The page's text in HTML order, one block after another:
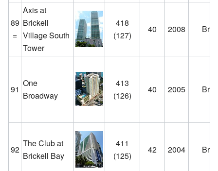
89
=
Axis at
Brickell
Village South
Tower
418
(127)
40 2008
91
One
Broadway
413
(126)
40 2005
92
The Club at
Brickell Bay
411
(125)
42 2004